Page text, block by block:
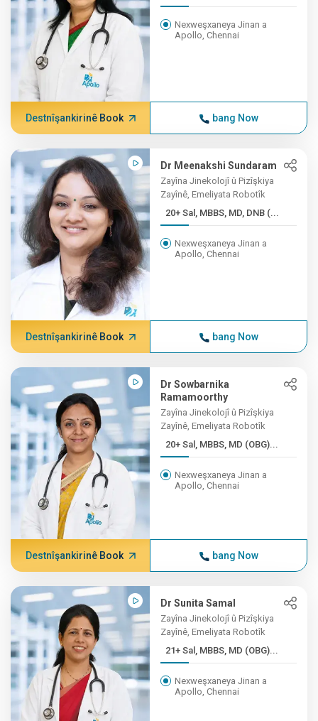
Nexweşxaneya Jinan a
Apollo, Chennai
Destnîşankirinê Book bang Now
Dr Meenakshi Sundaram
Zayîna Jinekolojî û Pizîşkiya
Zayînê, Emeliyata Robotîk
20+ Sal, MBBS, MD, DNB (...
Nexweşxaneya Jinan a
Apollo, Chennai
Destnîşankirinê Book bang Now
Dr Sowbarnika
Ramamoorthy
Zayîna Jinekolojî û Pizîşkiya
Zayînê, Emeliyata Robotîk
20+ Sal, MBBS, MD (OBG)...
Nexweşxaneya Jinan a
Apollo, Chennai
Destnîşankirinê Book bang Now
Dr Sunita Samal
Zayîna Jinekolojî û Pizîşkiya
Zayînê, Emeliyata Robotîk
21+ Sal, MBBS, MD (OBG)...
Nexweşxaneya Jinan a
Apollo, Chennai